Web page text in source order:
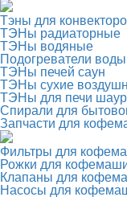
Тэны для
ТЭНы радиаторные
ТЭНы водяные
Подогреватели воды
ТЭНы печей саун
ТЭНы сухие
ТЭНы для печи
Спирали для
Запчасти для
Фильтры для
Рожки для
Клапаны для
Насосы для